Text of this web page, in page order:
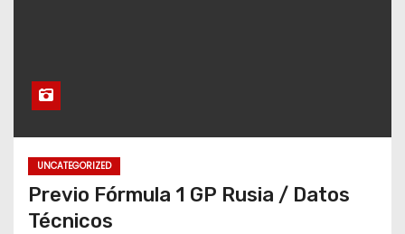
UNCATEGORIZED
Previo Fórmula 1 GP Rusia / Datos
Técnicos